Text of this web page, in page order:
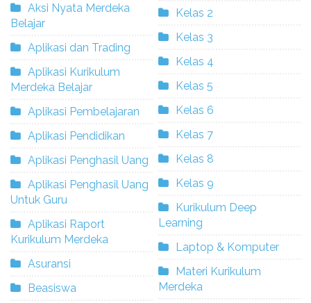
Aksi Nyata Merdeka
Belajar
Aplikasi dan Trading
Aplikasi Kurikulum
Merdeka Belajar
Aplikasi Pembelajaran
Aplikasi Pendidikan
Aplikasi Penghasil Uang
Aplikasi Penghasil Uang
Untuk Guru
Aplikasi Raport
Kurikulum Merdeka
Asuransi
Beasiswa
Kelas 2
Kelas 3
Kelas 4
Kelas 5
Kelas 6
Kelas 7
Kelas 8
Kelas 9
Kurikulum Deep
Learning
Laptop & Komputer
Materi Kurikulum
Merdeka